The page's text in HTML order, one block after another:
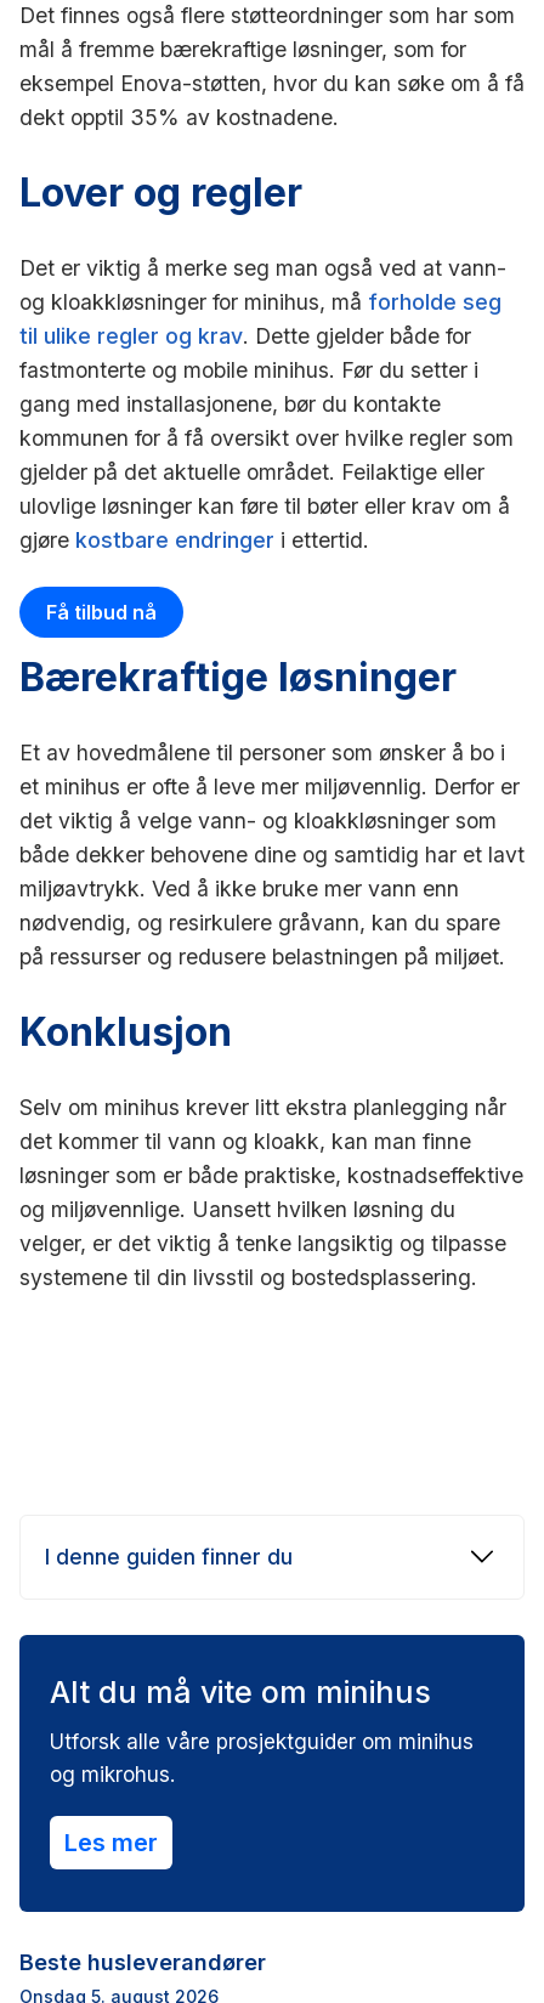
Det finnes også flere støtteordninger som har som
mål å fremme bærekraftige løsninger, som for
eksempel Enova-støtten, hvor du kan søke om å få
dekt opptil 35% av kostnadene.
Lover og regler
Det er viktig å merke seg man også ved at vann-
og kloakkløsninger for minihus, må forholde seg
til ulike regler og krav. Dette gjelder både for
fastmonterte og mobile minihus. Før du setter i
gang med installasjonene, bør du kontakte
kommunen for å få oversikt over hvilke regler som
gjelder på det aktuelle området. Feilaktige eller
ulovlige løsninger kan føre til bøter eller krav om å
gjøre kostbare endringer i ettertid.
Få tilbud nå
Bærekraftige løsninger
Et av hovedmålene til personer som ønsker å bo i
et minihus er ofte å leve mer miljøvennlig. Derfor er
det viktig å velge vann- og kloakkløsninger som
både dekker behovene dine og samtidig har et lavt
miljøavtrykk. Ved å ikke bruke mer vann enn
nødvendig, og resirkulere gråvann, kan du spare
på ressurser og redusere belastningen på miljøet.
Konklusjon
Selv om minihus krever litt ekstra planlegging når
det kommer til vann og kloakk, kan man finne
løsninger som er både praktiske, kostnadseffektive
og miljøvennlige. Uansett hvilken løsning du
velger, er det viktig å tenke langsiktig og tilpasse
systemene til din livsstil og bostedsplassering.
I denne guiden finner du
Alt du må vite om minihus
Utforsk alle våre prosjektguider om minihus
og mikrohus.
Les mer
Beste husleverandører
Onsdag 5. august 2026